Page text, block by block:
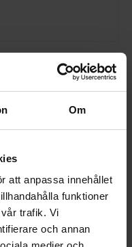
Om
att anpassa innehållet
funktioner
trafik. Vi
och annan
favorite
XS köpte även
G-LCD-TOTE60